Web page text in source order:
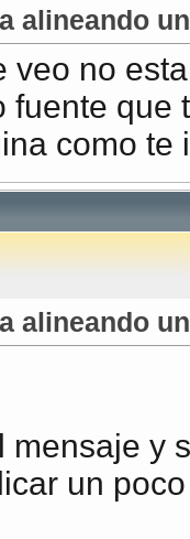
alineando
veo no
fuente
como
alineando
mensaje y
un